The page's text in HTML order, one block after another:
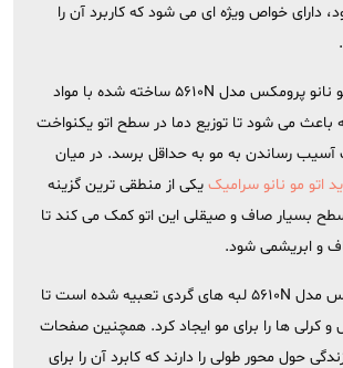
دارای خواص ویژه ای می شود که کاربرد آن را
روکش دستگاه اتو مو نانو پرومکس مدل 5610N ساخته شده با مواد
باعث می شود تا توزیع دما در سطح اتو یکنواخت
آسیب رساندن به مو به حداقل برسد. در میان
اتو مو نانو سرامیک یکی از منطقی ترین گزینه
بسیار صاف و صیقلی این اتو کمک می کند تا
و ابریشمی شود.
در اتو مو نانو پرومکس مدل 5610N لبه های گردی تعبیه شده است تا
و کرلی ها را برای مو ایجاد کرد. همچنین صفحات
حول محور طولی را دارند که کابرد آن را برای